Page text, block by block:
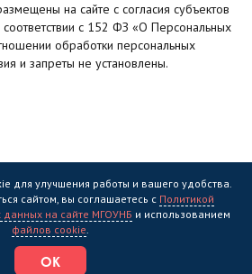
на сайте с согласия субъектов
с 152 ФЗ «О Персональных
обработки персональных
и запреты не установлены.
бюджетное учреждение культуры
(МГОУНБ) © 2006 - 2026
для улучшения работы и вашего удобства.
сайтом, вы соглашаетесь с Политикой
данных на сайте МГОУНБ и использованием
файлов cookie.
ОК